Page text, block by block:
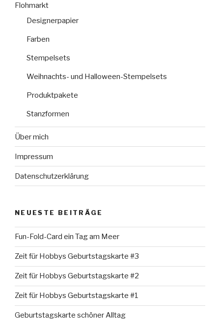
Flohmarkt
Designerpapier
Farben
Stempelsets
Weihnachts- und Halloween-Stempelsets
Produktpakete
Stanzformen
Über mich
Impressum
Datenschutzerklärung
NEUESTE BEITRÄGE
Fun-Fold-Card ein Tag am Meer
Zeit für Hobbys Geburtstagskarte #3
Zeit für Hobbys Geburtstagskarte #2
Zeit für Hobbys Geburtstagskarte #1
Geburtstagskarte schöner Alltag